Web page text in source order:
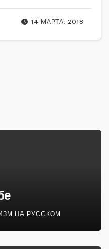
14 МАРТА, 2018
НА РУССКОМ